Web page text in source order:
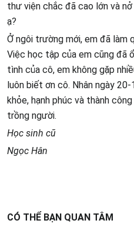
thư viện chắc đã cao lớn và
ạ?
Ở ngôi trường mới, em đã làm
Việc học tập của em cũng đã
tình của cô, em không gặp
luôn biết ơn cô. Nhân ngày
khỏe, hạnh phúc và thành
trồng người.
Học sinh cũ
Ngọc Hân
CÓ THỂ BẠN QUAN TÂM